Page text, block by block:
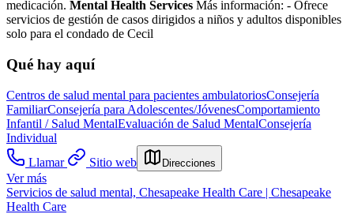
medicación. Mental Health Services Más información: - Ofrece
servicios de gestión de casos dirigidos a niños y adultos disponibles
solo para el condado de Cecil
Qué hay aquí
Centros de salud mental para pacientes ambulatoriosConsejería
FamiliarConsejería para Adolescentes/JóvenesComportamiento
Infantil / Salud MentalEvaluación de Salud MentalConsejería
Individual
Llamar
Sitio web Direcciones
Ver más
Servicios de salud mental, Chesapeake Health Care | Chesapeake
Health Care